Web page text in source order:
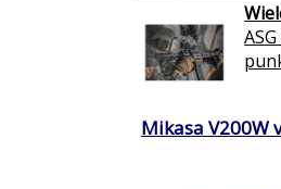
Mikasa V200W